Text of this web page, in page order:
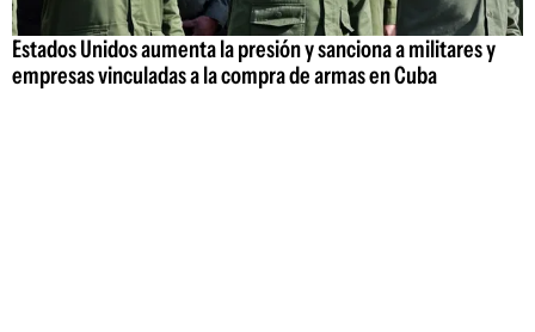
Estados Unidos aumenta la presión y sanciona a militares y
empresas vinculadas a la compra de armas en Cuba